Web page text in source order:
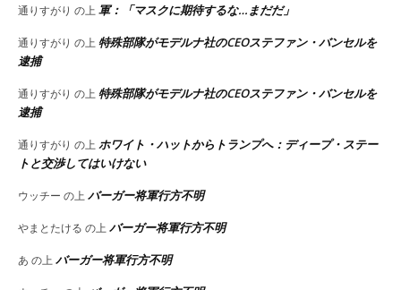
通りすがり の上 軍：「マスクに期待するな…まだだ」
通りすがり の上 特殊部隊がモデルナ社のCEOステファン・バンセルを
逮捕
通りすがり の上 特殊部隊がモデルナ社のCEOステファン・バンセルを
逮捕
通りすがり の上 ホワイト・ハットからトランプへ：ディープ・ステー
トと交渉してはいけない
ウッチー の上 バーガー将軍行方不明
やまとたける の上 バーガー将軍行方不明
あ の上 バーガー将軍行方不明